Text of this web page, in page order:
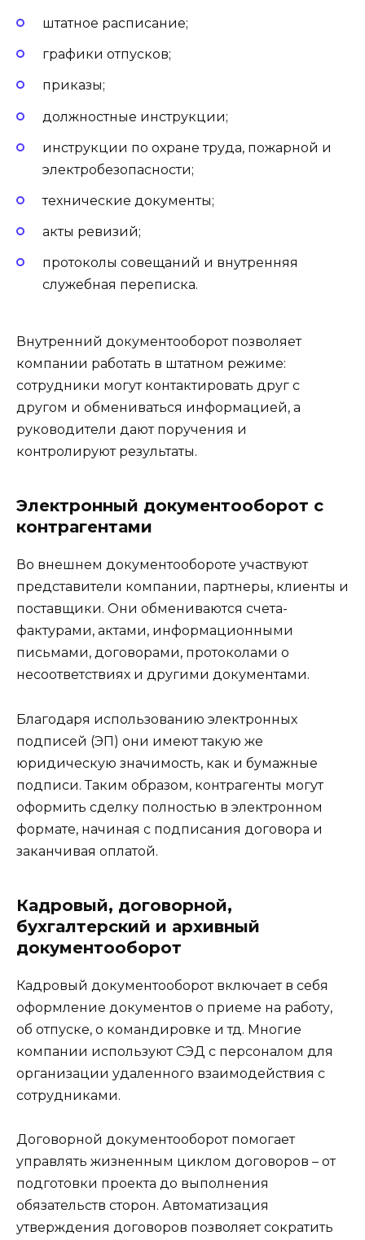
штатное расписание;
графики отпусков;
приказы;
должностные инструкции;
инструкции по охране труда, пожарной и
электробезопасности;
технические документы;
акты ревизий;
протоколы совещаний и внутренняя
служебная переписка.
Внутренний документооборот позволяет
компании работать в штатном режиме:
сотрудники могут контактировать друг с
другом и обмениваться информацией, а
руководители дают поручения и
контролируют результаты.
Электронный документооборот с
контрагентами
Во внешнем документообороте участвуют
представители компании, партнеры, клиенты и
поставщики. Они обмениваются счета-
фактурами, актами, информационными
письмами, договорами, протоколами о
несоответствиях и другими документами.
Благодаря использованию электронных
подписей (ЭП) они имеют такую же
юридическую значимость, как и бумажные
подписи. Таким образом, контрагенты могут
оформить сделку полностью в электронном
формате, начиная с подписания договора и
заканчивая оплатой.
Кадровый, договорной,
бухгалтерский и архивный
документооборот
Кадровый документооборот включает в себя
оформление документов о приеме на работу,
об отпуске, о командировке и тд. Многие
компании используют СЭД с персоналом для
организации удаленного взаимодействия с
сотрудниками.
Договорной документооборот помогает
управлять жизненным циклом договоров – от
подготовки проекта до выполнения
обязательств сторон. Автоматизация
утверждения договоров позволяет сократить